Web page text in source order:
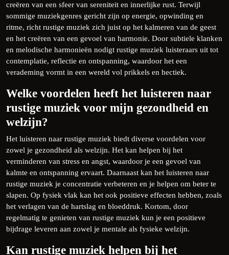
creëren van een sfeer van sereniteit en innerlijke rust. Terwijl
sommige muziekgenres gericht zijn op energie, opwinding en
ritme, richt rustige muziek zich juist op het kalmeren van de geest
en het creëren van een gevoel van harmonie. Door subtiele klanken
en melodische harmonieën nodigt rustige muziek luisteraars uit tot
contemplatie, reflectie en ontspanning, waardoor het een
verademing vormt in een wereld vol prikkels en hectiek.
Welke voordelen heeft het luisteren naar
rustige muziek voor mijn gezondheid en
welzijn?
Het luisteren naar rustige muziek biedt diverse voordelen voor
zowel je gezondheid als welzijn. Het kan helpen bij het
verminderen van stress en angst, waardoor je een gevoel van
kalmte en ontspanning ervaart. Daarnaast kan het luisteren naar
rustige muziek je concentratie verbeteren en je helpen om beter te
slapen. Op fysiek vlak kan het ook positieve effecten hebben, zoals
het verlagen van de hartslag en bloeddruk. Kortom, door
regelmatig te genieten van rustige muziek kun je een positieve
bijdrage leveren aan zowel je mentale als fysieke welzijn.
Kan rustige muziek helpen bij het